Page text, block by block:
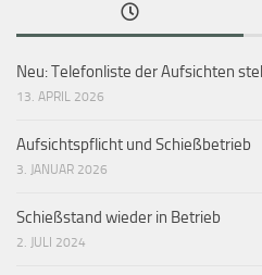
Neu: Telefonliste der Aufsichten
13. APRIL 2026
Aufsichtspflicht und Schießbetrieb
3. JANUAR 2026
Schießstand wieder in Betrieb
2. JULI 2024